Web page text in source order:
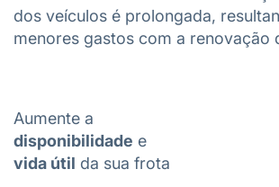
dos veículos é prolongada,
menores gastos com a renovação
Aumente a
disponibilidade e
vida útil da sua frota